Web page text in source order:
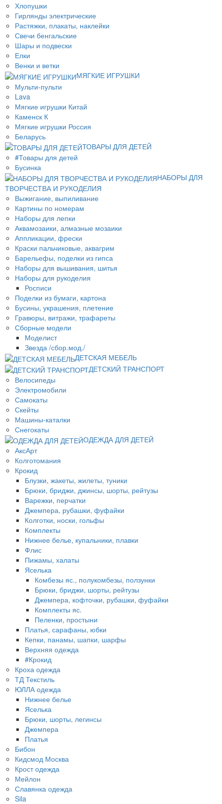
Хлопушки
Гирлянды электрические
Растяжки, плакаты, наклейки
Свечи бенгальские
Шары и подвески
Елки
Венки и ветки
МЯГКИЕ ИГРУШКИ
Мульти-пульти
Lava
Мягкие игрушки Китай
Каменск К
Мягкие игрушки Россия
Беларусь
ТОВАРЫ ДЛЯ ДЕТЕЙ
#Товары для детей
Бусинка
НАБОРЫ ДЛЯ
ТВОРЧЕСТВА И РУКОДЕЛИЯ
Выжигание, выпиливание
Картины по номерам
Наборы для лепки
Аквамозаики, алмазные мозаики
Аппликации, фрески
Краски пальчиковые, аквагрим
Барельефы, поделки из гипса
Наборы для вышивания, шитья
Наборы для рукоделия
Росписи
Поделки из бумаги, картона
Бусины, украшения, плетение
Гравюры, витражи, трафареты
Сборные модели
Моделист
Звезда /сбор.мод./
ДЕТСКАЯ МЕБЕЛЬ
ДЕТСКИЙ ТРАНСПОРТ
Велосипеды
Электромобили
Самокаты
Скейты
Машины-каталки
Снегокаты
ОДЕЖДА ДЛЯ ДЕТЕЙ
АксАрт
Колготомания
Крокид
Блузки, жакеты, жилеты, туники
Брюки, бриджи, джинсы, шорты, рейтузы
Варежки, перчатки
Джемпера, рубашки, фуфайки
Колготки, носки, гольфы
Комплекты
Нижнее белье, купальники, плавки
Флис
Пижамы, халаты
Яселька
Комбезы яс., полукомбезы, ползунки
Брюки, бриджи, шорты, рейтузы
Джемпера, кофточки, рубашки, фуфайки
Комплекты яс.
Пеленки, простыни
Платья, сарафаны, юбки
Кепки, панамы, шапки, шарфы
Верхняя одежда
#Крокид
Кроха одежда
ТД Текстиль
ЮЛЛА одежда
Нижнее белье
Яселька
Брюки, шорты, легинсы
Джемпера
Платья
Бибон
Кидсмод Москва
Крост одежда
Мейлон
Славянка одежда
Sila